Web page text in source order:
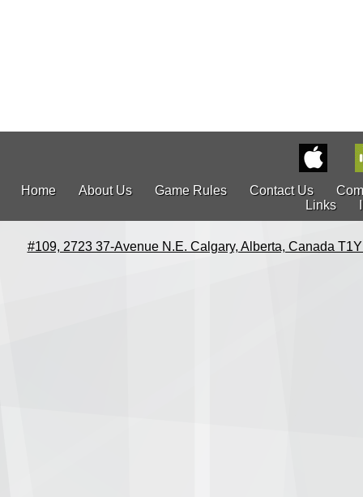
Home About Us Game Rules Contact Us
Links
#109, 2723 37-Avenue N.E. Calgary, Alberta, Canada